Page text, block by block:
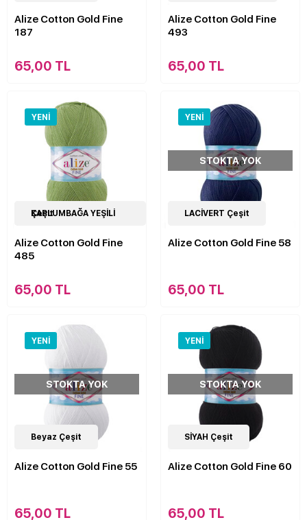
Alize Cotton Gold Fine
187
65,00 TL
Alize Cotton Gold Fine
493
65,00 TL
YENI
15Çeşit
KAPLUMBAĞA YEŞİLİ Çeşit
Alize Cotton Gold Fine
485
65,00 TL
YENI
15Çeşit
STOKTA YOK
LACİVERT Çeşit
Alize Cotton Gold Fine 58
65,00 TL
YENI
15Çeşit
STOKTA YOK
Beyaz Çeşit
Alize Cotton Gold Fine 55
65,00 TL
YENI
15Çeşit
STOKTA YOK
SİYAH Çeşit
Alize Cotton Gold Fine 60
65,00 TL